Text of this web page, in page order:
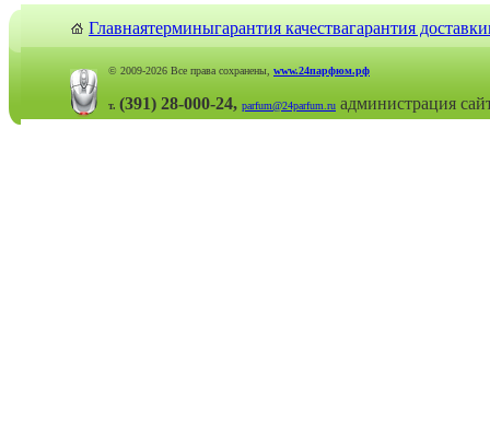
Главнаятерминыгарантия качествагарантия доставки
© 2009-2026 Все права сохранены, www.24парфюм.рф
т. (391) 28-000-24, parfum@24parfum.ru администрация